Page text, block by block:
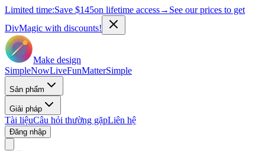
Limited time:Save $145on lifetime access→ See our prices to get
DivMagic with discounts!
Make design
SimpleNowLiveFunMatterSimple
Sản phẩm
Giải pháp
Tài liệuCâu hỏi thường gặpLiên hệ
Đăng nhập